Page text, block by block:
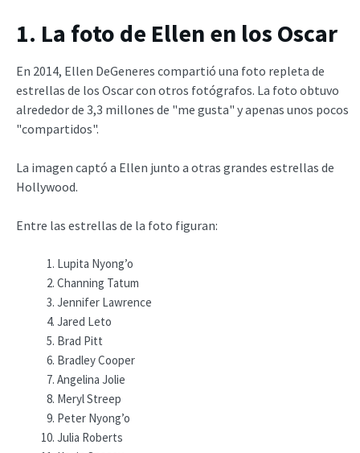
1. La foto de Ellen en los Oscar
En 2014, Ellen DeGeneres compartió una foto repleta de
estrellas de los Oscar con otros fotógrafos. La foto obtuvo
alrededor de 3,3 millones de "me gusta" y apenas unos pocos
"compartidos".
La imagen captó a Ellen junto a otras grandes estrellas de
Hollywood.
Entre las estrellas de la foto figuran:
Lupita Nyong’o
Channing Tatum
Jennifer Lawrence
Jared Leto
Brad Pitt
Bradley Cooper
Angelina Jolie
Meryl Streep
Peter Nyong’o
Julia Roberts